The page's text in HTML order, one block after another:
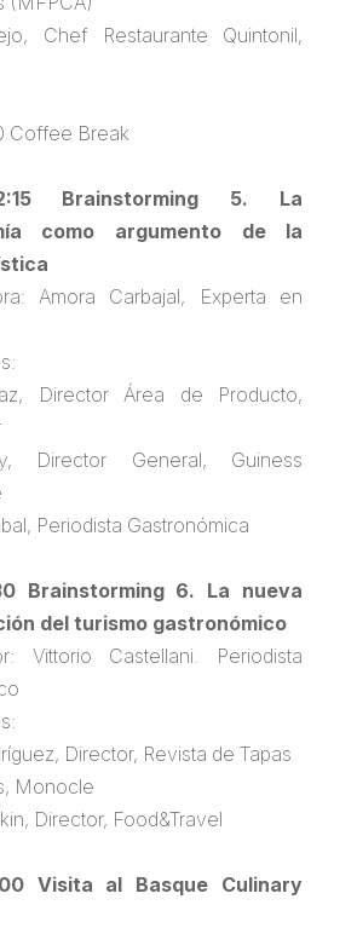
Chef Restaurante Quintonil,
Coffee Break
Brainstorming 5. La
como argumento de la
Amora Carbajal, Experta en
Director Área de Producto,
Director General, Guiness
Periodista Gastronómica
Brainstorming 6. La nueva
del turismo gastronómico
Vittorio Castellani. Periodista
Director, Revista de Tapas
Monocle
Director, Food&Travel
Visita al Basque Culinary